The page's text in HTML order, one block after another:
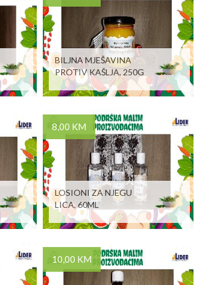
BILJNA MJEŠAVINA
PROTIV KAŠLJA, 250G
8,00 KM
LOSIONI ZA NJEGU
LICA, 60ML
10,00 KM